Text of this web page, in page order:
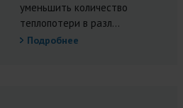
уменьшить количество
теплопотери в разл...
Подробнее